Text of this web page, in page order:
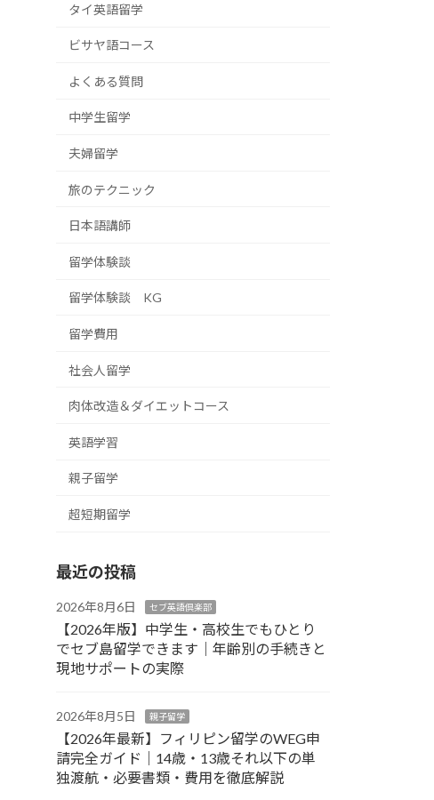
タイ英語留学
ビサヤ語コース
よくある質問
中学生留学
夫婦留学
旅のテクニック
日本語講師
留学体験談
留学体験談 KG
留学費用
社会人留学
肉体改造＆ダイエットコース
英語学習
親子留学
超短期留学
最近の投稿
2026年8月6日 セブ英語倶楽部
【2026年版】中学生・高校生でもひとり
でセブ島留学できます｜年齢別の手続きと
現地サポートの実際
2026年8月5日 親子留学
【2026年最新】フィリピン留学のWEG申
請完全ガイド｜14歳・13歳それ以下の単
独渡航・必要書類・費用を徹底解説